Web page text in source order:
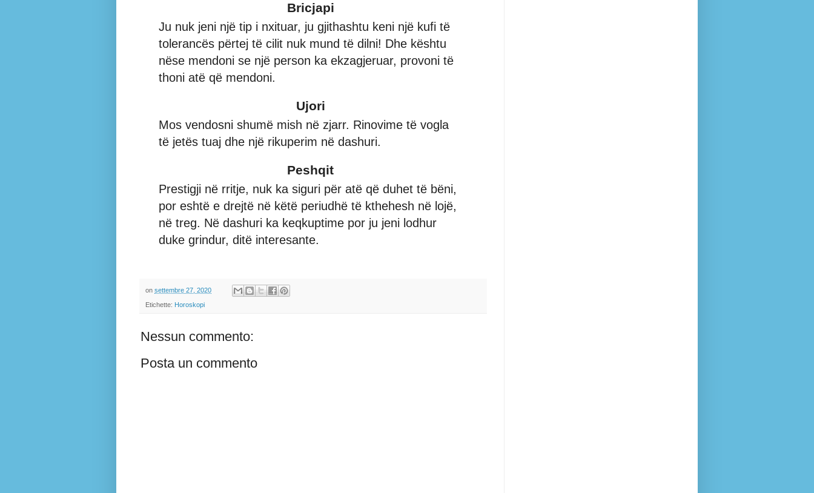
Bricjapi
Ju nuk jeni një tip i nxituar, ju gjithashtu keni një kufi të
tolerancës përtej të cilit nuk mund të dilni! Dhe kështu
nëse mendoni se një person ka ekzagjeruar, provoni të
thoni atë që mendoni.
Ujori
Mos vendosni shumë mish në zjarr. Rinovime të vogla
të jetës tuaj dhe një rikuperim në dashuri.
Peshqit
Prestigji në rritje, nuk ka siguri për atë që duhet të bëni,
por eshtë e drejtë në këtë periudhë të kthehesh në lojë,
në treg. Në dashuri ka keqkuptime por ju jeni lodhur
duke grindur, ditë interesante.
on settembre 27, 2020
Etichette: Horoskopi
Nessun commento:
Posta un commento